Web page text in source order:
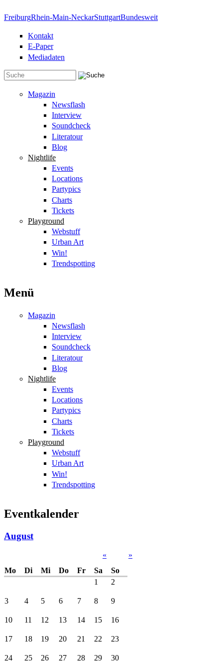
FreiburgRhein-Main-NeckarStuttgartBundesweit
Kontakt
E-Paper
Mediadaten
Magazin
Newsflash
Interview
Soundcheck
Literatour
Blog
Nightlife
Events
Locations
Partypics
Charts
Tickets
Playground
Webstuff
Urban Art
Win!
Trendspotting
Menü
Magazin
Newsflash
Interview
Soundcheck
Literatour
Blog
Nightlife
Events
Locations
Partypics
Charts
Tickets
Playground
Webstuff
Urban Art
Win!
Trendspotting
Eventkalender
August
«
»
Mo
Di Mi Do Fr Sa
So
1
2
3 4 5 6 7 8 9
10 11 12 13 14 15 16
17 18 19 20 21 22 23
24 25 26 27 28 29 30